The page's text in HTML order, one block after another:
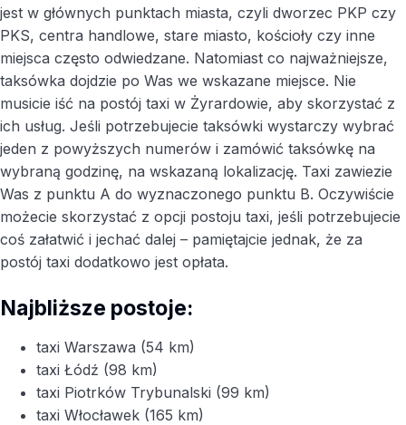
jest w głównych punktach miasta, czyli dworzec PKP czy
PKS, centra handlowe, stare miasto, kościoły czy inne
miejsca często odwiedzane. Natomiast co najważniejsze,
taksówka dojdzie po Was we wskazane miejsce. Nie
musicie iść na postój taxi w Żyrardowie, aby skorzystać z
ich usług. Jeśli potrzebujecie taksówki wystarczy wybrać
jeden z powyższych numerów i zamówić taksówkę na
wybraną godzinę, na wskazaną lokalizację. Taxi zawiezie
Was z punktu A do wyznaczonego punktu B. Oczywiście
możecie skorzystać z opcji postoju taxi, jeśli potrzebujecie
coś załatwić i jechać dalej – pamiętajcie jednak, że za
postój taxi dodatkowo jest opłata.
Najbliższe postoje:
taxi Warszawa (54 km)
taxi Łódź (98 km)
taxi Piotrków Trybunalski (99 km)
taxi Włocławek (165 km)